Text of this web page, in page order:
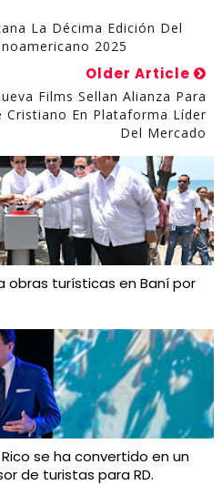
La Décima Edición Del
2025
Older Article
Films Sellan Alianza Para
Cristiano En Plataforma Líder
Del Mercado
obras turísticas en Baní por
se ha convertido en un
de turistas para RD.